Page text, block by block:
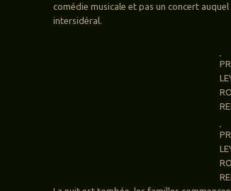
comédie musicale et pas un concert
intersidéral.